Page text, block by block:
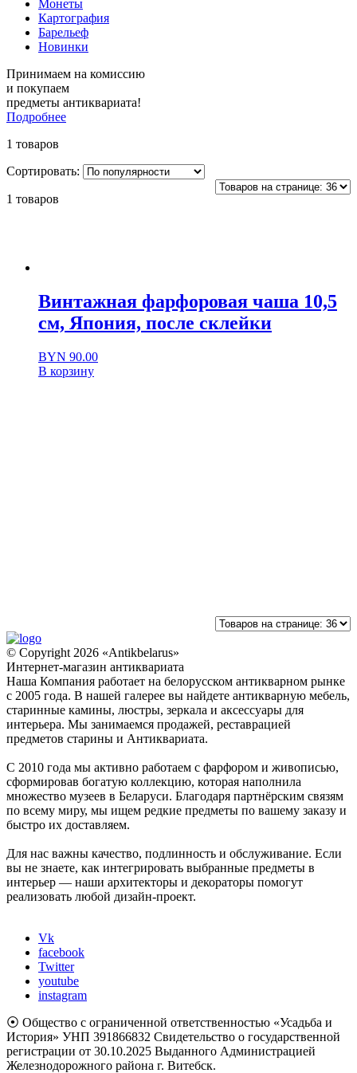
Монеты
Картография
Барельеф
Новинки
Принимаем на комиссию
и покупаем
предметы антиквариата!
Подробнее
1 товаров
Сортировать:
1 товаров
Винтажная фарфоровая чаша 10,5
см, Япония, после склейки
BYN 90.00
В корзину
© Copyright 2026 «Antikbelarus»
Интернет-магазин антиквариата
Наша Компания работает на белорусском антикварном рынке
с 2005 года. В нашей галерее вы найдете антикварную мебель,
старинные камины, люстры, зеркала и аксессуары для
интерьера. Мы занимаемся продажей, реставрацией
предметов старины и Антиквариата.
С 2010 года мы активно работаем с фарфором и живописью,
сформировав богатую коллекцию, которая наполнила
множество музеев в Беларуси. Благодаря партнёрским связям
по всему миру, мы ищем редкие предметы по вашему заказу и
быстро их доставляем.
Для нас важны качество, подлинность и обслуживание. Если
вы не знаете, как интегрировать выбранные предметы в
интерьер — наши архитекторы и декораторы помогут
реализовать любой дизайн-проект.
Vk
facebook
Twitter
youtube
instagram
⦿ Общество с ограниченной ответственностью «Усадьба и
История» УНП 391866832 Свидетельство о государственной
регистрации от 30.10.2025 Выданного Администрацией
Железнодорожного района г. Витебск.